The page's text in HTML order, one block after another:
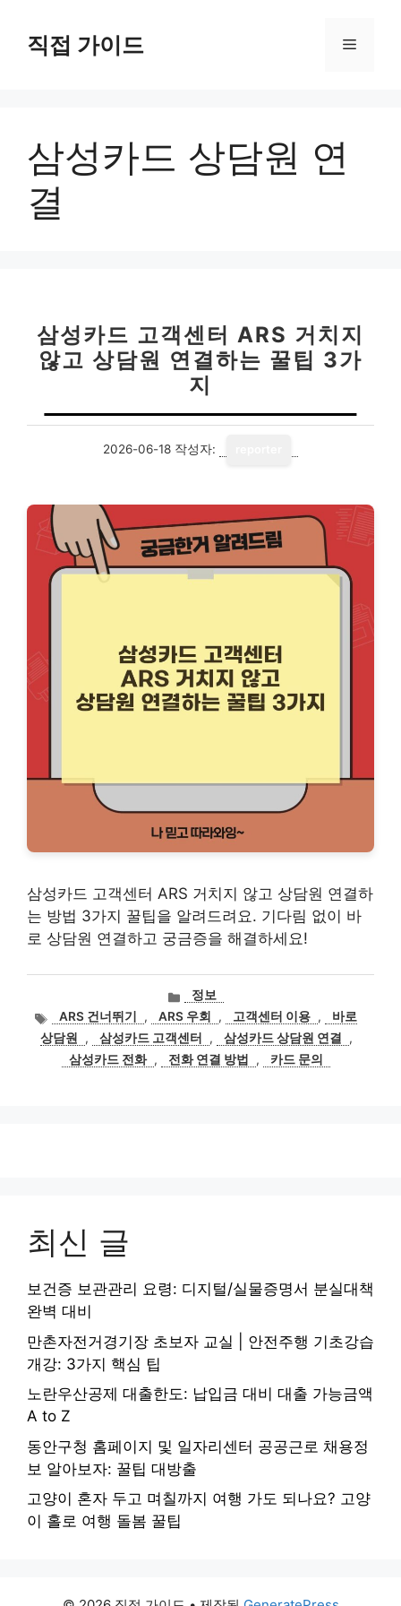
직접 가이드 메
삼성카드 상담원 연
결
삼성카드 고객센터 ARS 거치지
않고 상담원 연결하는 꿀팁 3가
지
2026-06-18 작성자:
삼성카드 고객센터 ARS 거치지 않고 상담원 연결하
는 방법 3가지 꿀팁을 알려드려요. 기다림 없이 바
로 상담원 연결하고 궁금증을 해결하세요!
카
테
고
리
정보
태
그
ARS 건너뛰기 , ARS 우회 , 고객센터 이용 ,
바로
상담원
, 삼성카드 고객센터 , 삼성카드 상담원 연결
,
삼성카드 전화 , 전화 연결 방법 , 카드 문의
최신 글
보건증 보관관리 요령: 디지털/실물증명서 분실대책
완벽 대비
만촌자전거경기장 초보자 교실 | 안전주행 기초강습
개강: 3가지 핵심 팁
노란우산공제 대출한도: 납입금 대비 대출 가능금액
A to Z
동안구청 홈페이지 및 일자리센터 공공근로 채용정
보 알아보자: 꿀팁 대방출
고양이 혼자 두고 며칠까지 여행 가도 되나요? 고양
이 홀로 여행 돌봄 꿀팁